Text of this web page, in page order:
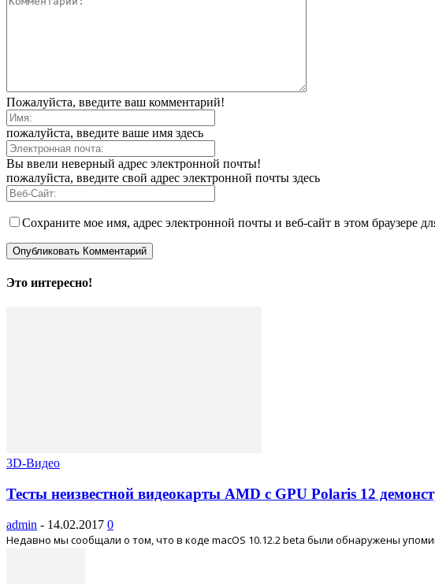
Пожалуйста, введите ваш комментарий!
пожалуйста, введите ваше имя здесь
Вы ввели неверный адрес электронной почты!
пожалуйста, введите свой адрес электронной почты здесь
Сохраните мое имя, адрес электронной почты и веб-сайт в этом браузере
Это интересно!
3D-Видео
Тесты неизвестной видеокарты AMD с GPU Polaris 12
admin - 14.02.2017 0
Недавно мы сообщали о том, что в коде macOS 10.12.2 beta были обнаружены